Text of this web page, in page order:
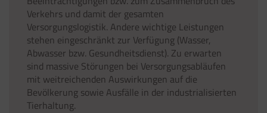
Verkehrs und damit der gesamten
Versorgungslogistik. Andere wichtige Leistungen
stehen eingeschränkt zur Verfügung (Wasser,
Abwasser bzw. Gesundheitsdienst). Zu erwarten
sind massive Störungen bei Versorgungsabläufen
mit weitreichenden Auswirkungen auf die
Bevölkerung sowie Ausfälle in der industrialisierten
Tierhaltung.